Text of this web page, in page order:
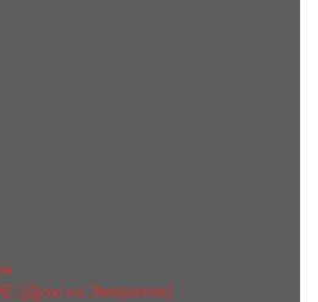
(Духи из Эмиратов)